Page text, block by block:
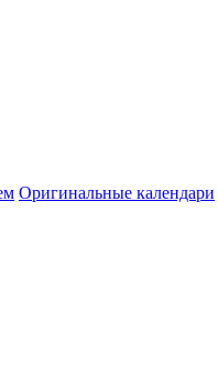
Оригинальные календари